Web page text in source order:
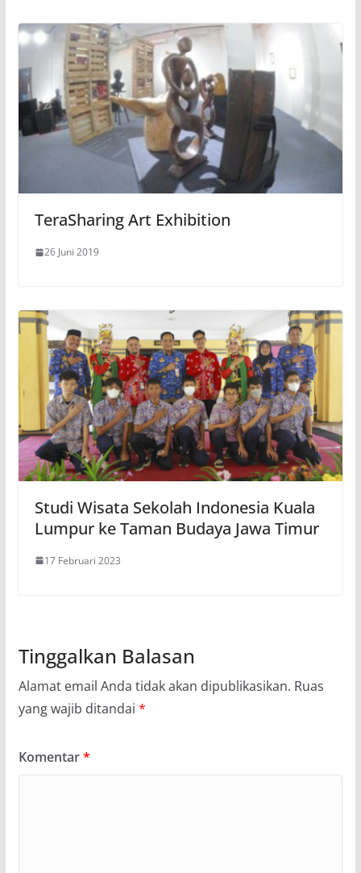
TeraSharing Art Exhibition
26 Juni 2019
Studi Wisata Sekolah Indonesia Kuala
Lumpur ke Taman Budaya Jawa Timur
17 Februari 2023
Tinggalkan Balasan
Alamat email Anda tidak akan dipublikasikan. Ruas
yang wajib ditandai *
Komentar*